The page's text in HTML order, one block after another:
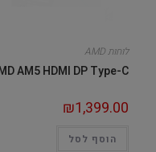
לוחות AMD
AM5 HDMI DP Type-C
₪1,399.00
הוסף לסל